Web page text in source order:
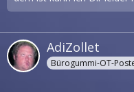
AdiZollet
Bürogummi-OT-